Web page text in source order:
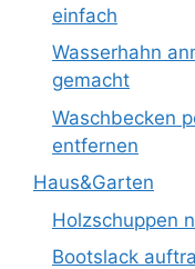
einfach
Wasserhahn
gemacht
Waschbecken
entfernen
Haus&Garten
Holzschuppen
Bootslack